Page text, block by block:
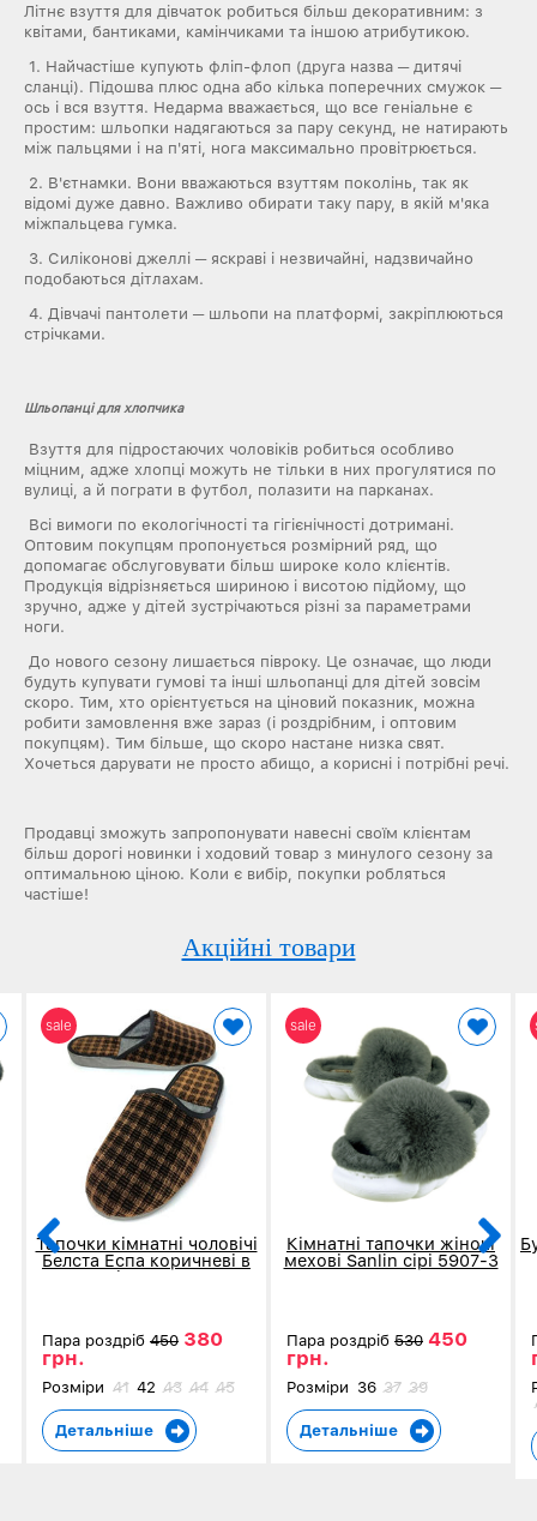
Літнє взуття для дівчаток робиться більш декоративним: з
квітами, бантиками, камінчиками та іншою атрибутикою.
1. Найчастіше купують фліп-флоп (друга назва ─ дитячі
сланці). Підошва плюс одна або кілька поперечних смужок ─
ось і вся взуття. Недарма вважається, що все геніальне є
простим: шльопки надягаються за пару секунд, не натирають
між пальцями і на п'яті, нога максимально провітрюється.
2. В'єтнамки. Вони вважаються взуттям поколінь, так як
відомі дуже давно. Важливо обирати таку пару, в якій м'яка
міжпальцева гумка.
3. Силіконові джеллі ─ яскраві і незвичайні, надзвичайно
подобаються дітлахам.
4. Дівчачі пантолети ─ шльопи на платформі, закріплюються
стрічками.
Шльопанці для хлопчика
Взуття для підростаючих чоловіків робиться особливо
міцним, адже хлопці можуть не тільки в них прогулятися по
вулиці, а й пограти в футбол, полазити на парканах.
Всі вимоги по екологічності та гігієнічності дотримані.
Оптовим покупцям пропонується розмірний ряд, що
допомагає обслуговувати більш широке коло клієнтів.
Продукція відрізняється шириною і висотою підйому, що
зручно, адже у дітей зустрічаються різні за параметрами
ноги.
До нового сезону лишається півроку. Це означає, що люди
будуть купувати гумові та інші шльопанці для дітей зовсім
скоро. Тим, хто орієнтується на ціновий показник, можна
робити замовлення вже зараз (і роздрібним, і оптовим
покупцям). Тим більше, що скоро настане низка свят.
Хочеться дарувати не просто абищо, а корисні і потрібні речі.
Продавці зможуть запропонувати навесні своїм клієнтам
більш дорогі новинки і ходовий товар з минулого сезону за
оптимальною ціною. Коли є вибір, покупки робляться
частіше!
Акційні товари
Тапочки кімнатні чоловічі
Белста Еспа коричневі в
клітку 4002
Пара роздріб 450 380
грн.
Розміри 41 42 43 44 45
Детальніше
sale
Кімнатні тапочки жіночі
мехові Sanlin сірі 5907-3
Пара роздріб 530 450
грн.
Розміри 36 37 39
Детальніше
sale